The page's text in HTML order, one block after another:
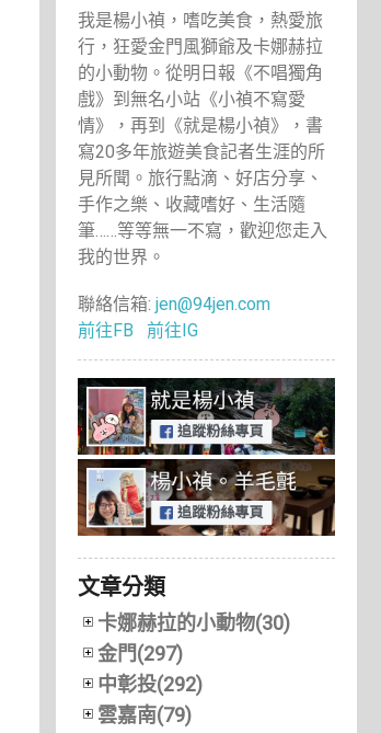
我是楊小禎，嗜吃美食，熱愛旅
行，狂愛金門風獅爺及卡娜赫拉
的小動物。從明日報《不唱獨角
戲》到無名小站《小禎不寫愛
情》，再到《就是楊小禎》，書
寫20多年旅遊美食記者生涯的所
見所聞。旅行點滴、好店分享、
手作之樂、收藏嗜好、生活隨
筆……等等無一不寫，歡迎您走入
我的世界。
聯絡信箱: jen@94jen.com
前往FB
前往IG
文章分類
卡娜赫拉的小動物(30)
金門(297)
中彰投(292)
雲嘉南(79)